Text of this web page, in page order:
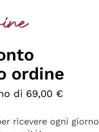
ordine
di 69,00 €
ricevere ogni giorno